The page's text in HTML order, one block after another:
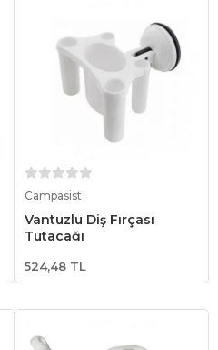
Campasist
Vantuzlu Diş Fırçası
Tutacağı
524,48 TL